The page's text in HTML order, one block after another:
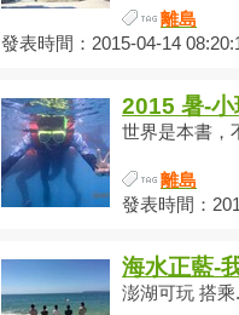
離島
發表時間：2015-04-14
2015 暑-
世界是本書，
離島
發表時間：
海水正藍-
澎湖可玩 搭乘